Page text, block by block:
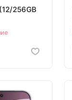
256GB